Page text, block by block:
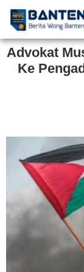
Advokat
Ke